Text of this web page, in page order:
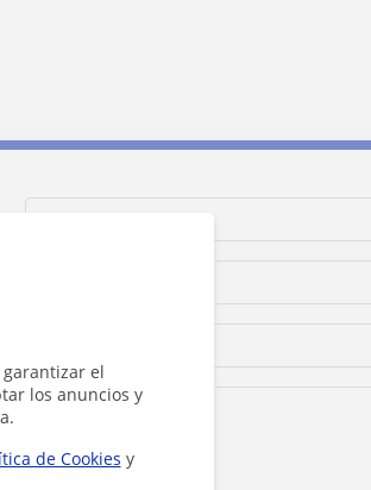
el
los anuncios y
de Cookies y